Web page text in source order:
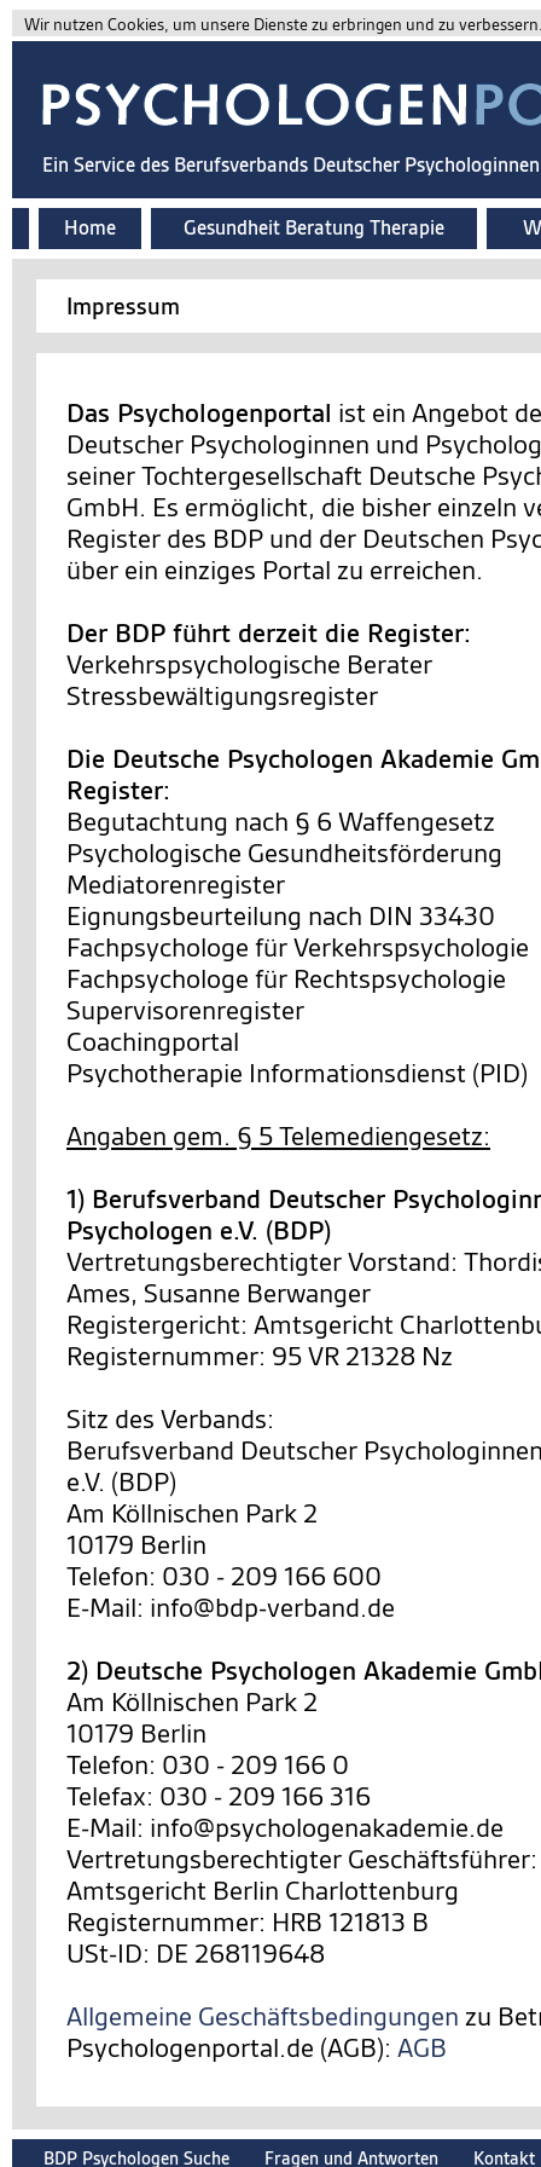
Wir nutzen Cookies, um unsere Dienste zu erbringen und zu
Ein Service des Berufsverbands Deutscher
Home Gesundheit Beratung Therapie
Impressum
Das Psychologenportal ist ein Angebot
Deutscher Psychologinnen und
seiner Tochtergesellschaft Deutsche
GmbH. Es ermöglicht, die bisher einzeln
Register des BDP und der Deutschen
über ein einziges Portal zu erreichen.
Der BDP führt derzeit die Register:
Verkehrspsychologische Berater
Stressbewältigungsregister
Die Deutsche Psychologen Akademie
Register:
Begutachtung nach § 6 Waffengesetz
Psychologische Gesundheitsförderung
Mediatorenregister
Eignungsbeurteilung nach DIN 33430
Fachpsychologe für Verkehrspsychologie
Fachpsychologe für Rechtspsychologie
Supervisorenregister
Coachingportal
Psychotherapie Informationsdienst (PID)
Angaben gem. § 5 Telemediengesetz:
1) Berufsverband Deutscher
Psychologen e.V. (BDP)
Vertretungsberechtigter Vorstand:
Ames, Susanne Berwanger
Registergericht: Amtsgericht
Registernummer: 95 VR 21328 Nz
Sitz des Verbands:
Berufsverband Deutscher
e.V. (BDP)
Am Köllnischen Park 2
10179 Berlin
Telefon: 030 - 209 166 600
E-Mail: info@bdp-verband.de
2) Deutsche Psychologen Akademie
Am Köllnischen Park 2
10179 Berlin
Telefon: 030 - 209 166 0
Telefax: 030 - 209 166 316
E-Mail: info@psychologenakademie.de
Vertretungsberechtigter Geschäftsführer:
Amtsgericht Berlin Charlottenburg
Registernummer: HRB 121813 B
USt-ID: DE 268119648
Allgemeine Geschäftsbedingungen zu
Psychologenportal.de (AGB): AGB
BDP Psychologen Suche Fragen und Antworten Kontakt